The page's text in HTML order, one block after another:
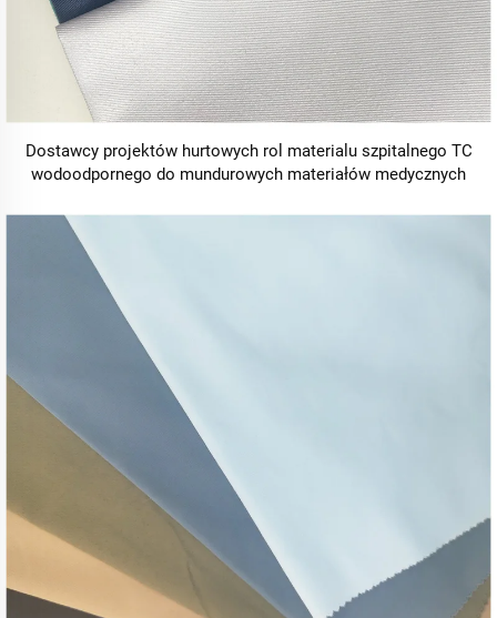
Dostawcy projektów hurtowych rol materialu szpitalnego TC
wodoodpornego do mundurowych materiałów medycznych